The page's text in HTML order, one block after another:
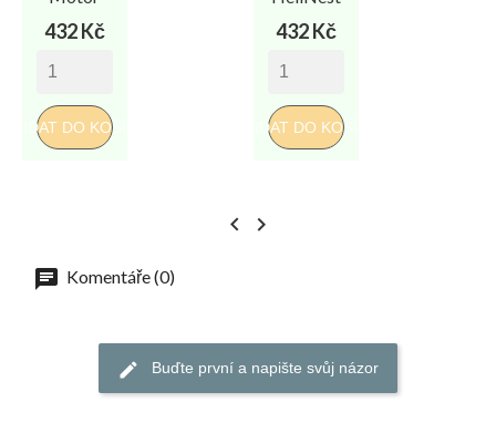
Cena
432 Kč
PŘIDAT DO KOŠÍKU
Cena
432 Kč
PŘIDAT DO KOŠÍKU
 
Komentáře (0)
Buďte první a napište svůj názor